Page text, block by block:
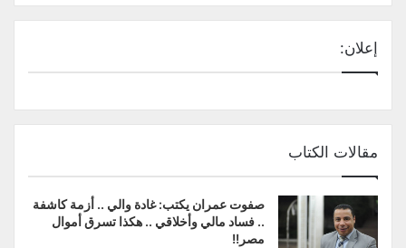
إعلان:
مقالات الكتاب
صفوت عمران يكتب: غادة والي .. أزمة كاشفة
.. فساد مالي وأخلاقي .. هكذا تسرق أموال
مصر!!